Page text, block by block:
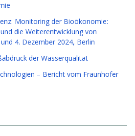
Monitoring der Bioökonomie:
die Weiterentwicklung von
4. Dezember 2024, Berlin
der Wasserqualität
– Bericht vom Fraunhofer